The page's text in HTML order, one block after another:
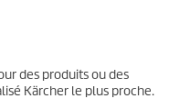
des produits ou des
Kärcher le plus proche.